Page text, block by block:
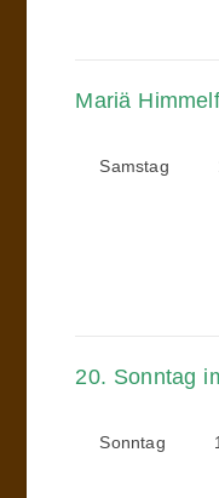
Mariä
Samstag
20. Sonntag
Sonntag